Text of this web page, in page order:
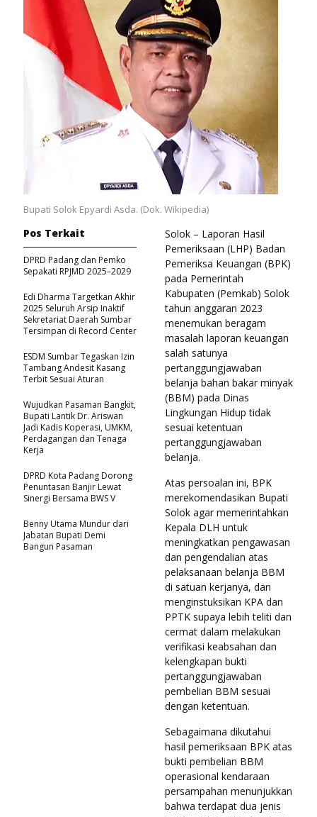
Bupati Solok Epyardi Asda. (Dok. Wikipedia)
Solok – Laporan Hasil
Pemeriksaan (LHP) Badan
Pemeriksa Keuangan (BPK)
pada Pemerintah
Kabupaten (Pemkab) Solok
tahun anggaran 2023
menemukan beragam
masalah laporan keuangan
salah satunya
pertanggungjawaban
belanja bahan bakar minyak
(BBM) pada Dinas
Lingkungan Hidup tidak
sesuai ketentuan
pertanggungjawaban
belanja.
Atas persoalan ini, BPK
merekomendasikan Bupati
Solok agar memerintahkan
Kepala DLH untuk
meningkatkan pengawasan
dan pengendalian atas
pelaksanaan belanja BBM
di satuan kerjanya, dan
menginstuksikan KPA dan
PPTK supaya lebih teliti dan
cermat dalam melakukan
verifikasi keabsahan dan
kelengkapan bukti
pertanggungjawaban
pembelian BBM sesuai
dengan ketentuan.
Sebagaimana dikutahui
hasil pemeriksaan BPK atas
bukti pembelian BBM
operasional kendaraan
persampahan menunjukkan
bahwa terdapat dua jenis
Pos Terkait
DPRD Padang dan Pemko
Sepakati RPJMD 2025–2029
Edi Dharma Targetkan Akhir
2025 Seluruh Arsip Inaktif
Sekretariat Daerah Sumbar
Tersimpan di Record Center
ESDM Sumbar Tegaskan Izin
Tambang Andesit Kasang
Terbit Sesuai Aturan
Wujudkan Pasaman Bangkit,
Bupati Lantik Dr. Ariswan
Jadi Kadis Koperasi, UMKM,
Perdagangan dan Tenaga
Kerja
DPRD Kota Padang Dorong
Penuntasan Banjir Lewat
Sinergi Bersama BWS V
Benny Utama Mundur dari
Jabatan Bupati Demi
Bangun Pasaman